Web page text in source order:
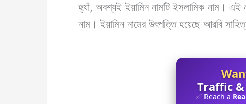
হ্যাঁ, অবশ্যই ইয়ামিন নামটি ইসলামিক নাম।
নাম। ইয়ামিন নামের উৎপত্তি হয়েছে আরবি
Traffic
✅ Reach a